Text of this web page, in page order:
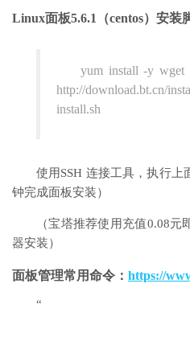
Linux面板5.6.1（centos）安装
yum install -y
http://download.bt.cn/
install.sh
使用SSH 连接工具，执行
钟完成面板安装）
（宝塔推荐使用充值0.08元
器安装）
面板管理常用命令： https://
“